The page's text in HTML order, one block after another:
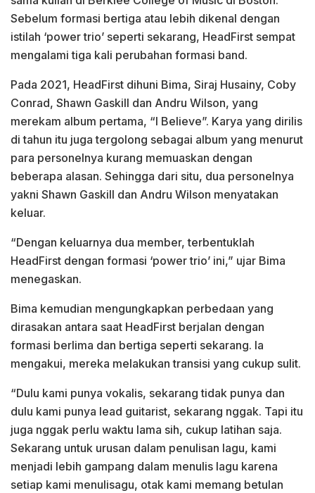
Sebelum formasi bertiga atau lebih dikenal dengan
istilah ‘power trio’ seperti sekarang, HeadFirst sempat
mengalami tiga kali perubahan formasi band.
Pada 2021, HeadFirst dihuni Bima, Siraj Husainy, Coby
Conrad, Shawn Gaskill dan Andru Wilson, yang
merekam album pertama, “I Believe”. Karya yang dirilis
di tahun itu juga tergolong sebagai album yang menurut
para personelnya kurang memuaskan dengan
beberapa alasan. Sehingga dari situ, dua personelnya
yakni Shawn Gaskill dan Andru Wilson menyatakan
keluar.
“Dengan keluarnya dua member, terbentuklah
HeadFirst dengan formasi ‘power trio’ ini,” ujar Bima
menegaskan.
Bima kemudian mengungkapkan perbedaan yang
dirasakan antara saat HeadFirst berjalan dengan
formasi berlima dan bertiga seperti sekarang. Ia
mengakui, mereka melakukan transisi yang cukup sulit.
“Dulu kami punya vokalis, sekarang tidak punya dan
dulu kami punya lead guitarist, sekarang nggak. Tapi itu
juga nggak perlu waktu lama sih, cukup latihan saja.
Sekarang untuk urusan dalam penulisan lagu, kami
menjadi lebih gampang dalam menulis lagu karena
setiap kami menulisagu, otak kami memang betulan